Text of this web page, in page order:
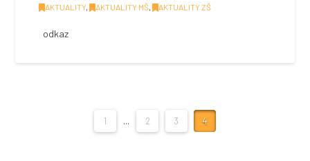
AKTUALITY, AKTUALITY MŠ, AKTUALITY ZŠ
odkaz
1 ... 2 3 4